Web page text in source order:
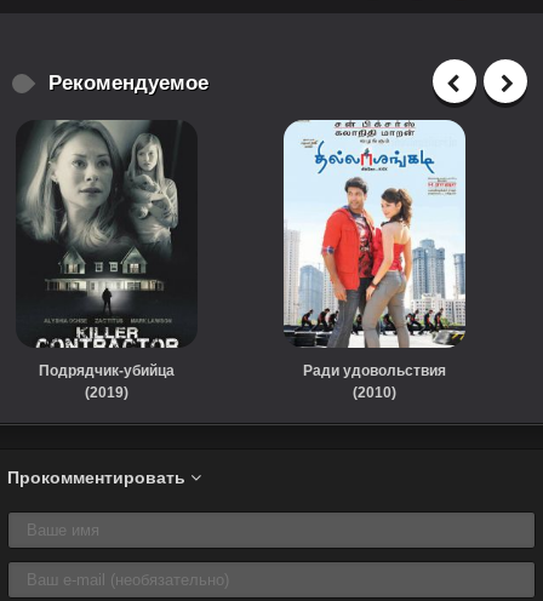
Рекомендуемое
Подрядчик-убийца
(2019)
Ради удовольствия
(2010)
Прокомментировать